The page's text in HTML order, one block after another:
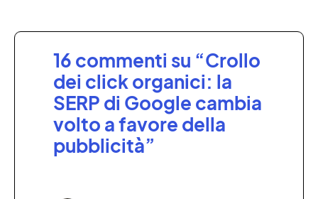
16 commenti su “Crollo
dei click organici: la
SERP di Google cambia
volto a favore della
pubblicità”